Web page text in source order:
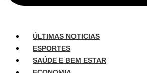
ÚLTIMAS NOTICIAS
ESPORTES
SAÚDE E BEM ESTAR